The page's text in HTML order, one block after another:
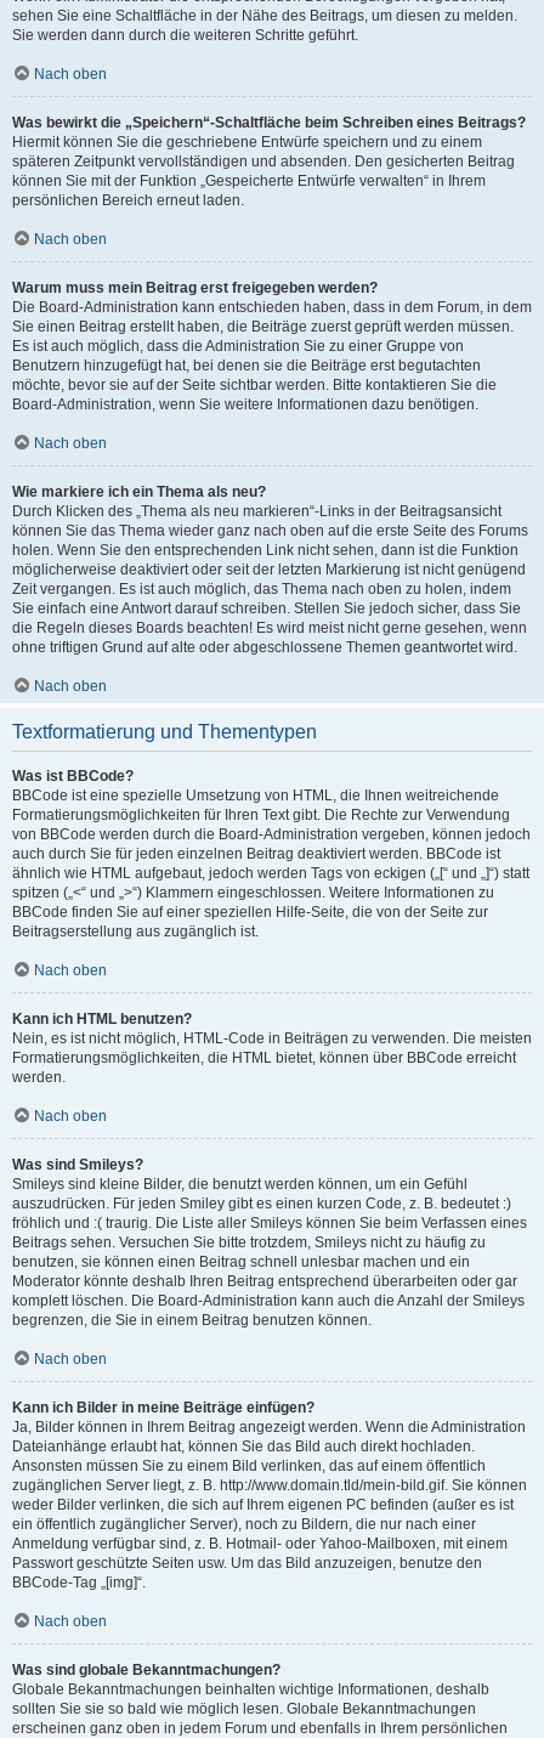
sehen Sie eine Schaltfläche in der Nähe des Beitrags, um diesen zu melden.
Sie werden dann durch die weiteren Schritte geführt.
Nach oben
Was bewirkt die „Speichern“-Schaltfläche beim Schreiben eines Beitrags?
Hiermit können Sie die geschriebene Entwürfe speichern und zu einem
späteren Zeitpunkt vervollständigen und absenden. Den gesicherten Beitrag
können Sie mit der Funktion „Gespeicherte Entwürfe verwalten“ in Ihrem
persönlichen Bereich erneut laden.
Nach oben
Warum muss mein Beitrag erst freigegeben werden?
Die Board-Administration kann entschieden haben, dass in dem Forum, in dem
Sie einen Beitrag erstellt haben, die Beiträge zuerst geprüft werden müssen.
Es ist auch möglich, dass die Administration Sie zu einer Gruppe von
Benutzern hinzugefügt hat, bei denen sie die Beiträge erst begutachten
möchte, bevor sie auf der Seite sichtbar werden. Bitte kontaktieren Sie die
Board-Administration, wenn Sie weitere Informationen dazu benötigen.
Nach oben
Wie markiere ich ein Thema als neu?
Durch Klicken des „Thema als neu markieren“-Links in der Beitragsansicht
können Sie das Thema wieder ganz nach oben auf die erste Seite des Forums
holen. Wenn Sie den entsprechenden Link nicht sehen, dann ist die Funktion
möglicherweise deaktiviert oder seit der letzten Markierung ist nicht genügend
Zeit vergangen. Es ist auch möglich, das Thema nach oben zu holen, indem
Sie einfach eine Antwort darauf schreiben. Stellen Sie jedoch sicher, dass Sie
die Regeln dieses Boards beachten! Es wird meist nicht gerne gesehen, wenn
ohne triftigen Grund auf alte oder abgeschlossene Themen geantwortet wird.
Nach oben
Textformatierung und Thementypen
Was ist BBCode?
BBCode ist eine spezielle Umsetzung von HTML, die Ihnen weitreichende
Formatierungsmöglichkeiten für Ihren Text gibt. Die Rechte zur Verwendung
von BBCode werden durch die Board-Administration vergeben, können jedoch
auch durch Sie für jeden einzelnen Beitrag deaktiviert werden. BBCode ist
ähnlich wie HTML aufgebaut, jedoch werden Tags von eckigen („[“ und „]“) statt
spitzen („<“ und „>“) Klammern eingeschlossen. Weitere Informationen zu
BBCode finden Sie auf einer speziellen Hilfe-Seite, die von der Seite zur
Beitragserstellung aus zugänglich ist.
Nach oben
Kann ich HTML benutzen?
Nein, es ist nicht möglich, HTML-Code in Beiträgen zu verwenden. Die meisten
Formatierungsmöglichkeiten, die HTML bietet, können über BBCode erreicht
werden.
Nach oben
Was sind Smileys?
Smileys sind kleine Bilder, die benutzt werden können, um ein Gefühl
auszudrücken. Für jeden Smiley gibt es einen kurzen Code, z. B. bedeutet :)
fröhlich und :( traurig. Die Liste aller Smileys können Sie beim Verfassen eines
Beitrags sehen. Versuchen Sie bitte trotzdem, Smileys nicht zu häufig zu
benutzen, sie können einen Beitrag schnell unlesbar machen und ein
Moderator könnte deshalb Ihren Beitrag entsprechend überarbeiten oder gar
komplett löschen. Die Board-Administration kann auch die Anzahl der Smileys
begrenzen, die Sie in einem Beitrag benutzen können.
Nach oben
Kann ich Bilder in meine Beiträge einfügen?
Ja, Bilder können in Ihrem Beitrag angezeigt werden. Wenn die Administration
Dateianhänge erlaubt hat, können Sie das Bild auch direkt hochladen.
Ansonsten müssen Sie zu einem Bild verlinken, das auf einem öffentlich
zugänglichen Server liegt, z. B. http://www.domain.tld/mein-bild.gif. Sie können
weder Bilder verlinken, die sich auf Ihrem eigenen PC befinden (außer es ist
ein öffentlich zugänglicher Server), noch zu Bildern, die nur nach einer
Anmeldung verfügbar sind, z. B. Hotmail- oder Yahoo-Mailboxen, mit einem
Passwort geschützte Seiten usw. Um das Bild anzuzeigen, benutze den
BBCode-Tag „[img]“.
Nach oben
Was sind globale Bekanntmachungen?
Globale Bekanntmachungen beinhalten wichtige Informationen, deshalb
sollten Sie sie so bald wie möglich lesen. Globale Bekanntmachungen
erscheinen ganz oben in jedem Forum und ebenfalls in Ihrem persönlichen